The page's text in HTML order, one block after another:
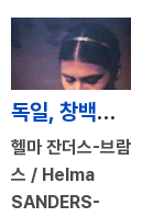
독일, 창백한 어머니 / Germany, Pale Mother
헬마 잔더스-브람
스 / Helma
SANDERS-